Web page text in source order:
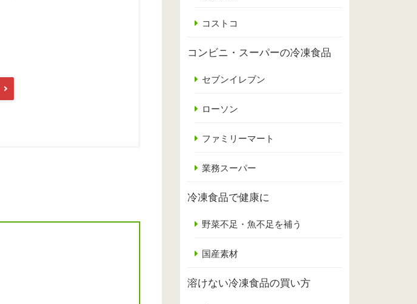
コストコ
コンビニ・スーパーの冷凍食品
セブンイレブン
ローソン
ファミリーマート
業務スーパー
冷凍食品で健康に
野菜不足・魚不足を補う
国産素材
溶けない冷凍食品の買い方